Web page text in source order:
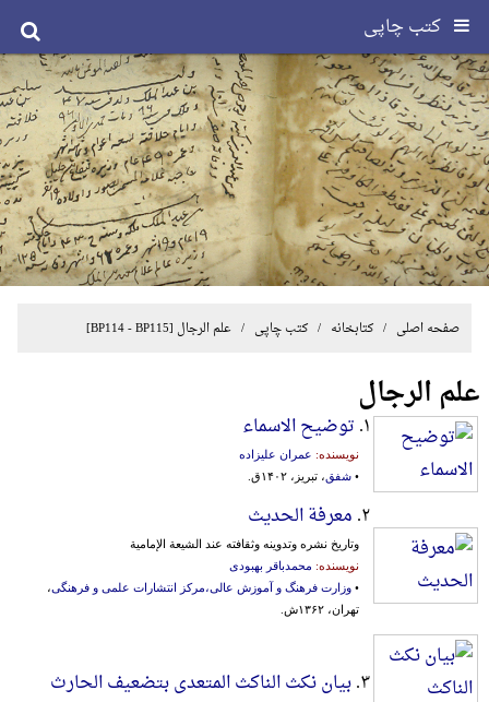
کتب چاپی
صفحه اصلی / کتابخانه /کتب چاپی /علم الرجال[BP114 - BP115]
علم الرجال
۱. توضیح الاسماء
نویسنده: عمران علیزاده
• شفق، تبریز، ۱۴۰۲ق.
۲. معرفة الحدیث
وتاریخ نشره وتدوینه وثقافته عند الشیعة الإمامیة
نویسنده: محمدباقر بهبودی
• وزارت فرهنگ و آموزش عالی،مرکز انتشارات علمی و فرهنگی،
تهران، ۱۳۶۲ش.
۳. بیان نکث الناکث المتعدی بتضعیف الحارث